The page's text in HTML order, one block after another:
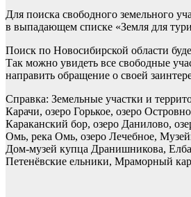
Для поиска свободного земельного
в выпадающем списке «Земля для
Поиск по Новосибирской области
Так можно увидеть все свободные
направить обращение о своей
Справка: Земельные участки и
Карачи, озеро Горькое, озеро
Караканский бор, озеро Данилово,
Омь, река Омь, озеро Лечебное,
Дом-музей купца Дранишникова,
Петенёвские ельники, Мраморный